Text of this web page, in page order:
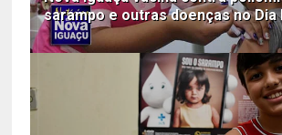
sarampo e outras doenças no Dia